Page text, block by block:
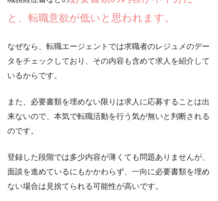
と、転職意欲が低いと思われます。
なぜなら、転職エージェントでは求職者のレジュメのデー
タをチェックしており、その内容も含めて求人を紹介して
いるからです。
また、必要書類を埋めない限りは求人に応募することは出
来ないので、 本気で転職活動を行う気が無いと判断される
のです。
登録した段階では多少内容が薄くても問題ありませんが、
面談を進めているにもかかわらず、一向に必要書類を埋め
ない場合は見捨てられる可能性が高いです。